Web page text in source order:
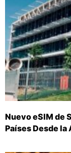
Nuevo eSIM de
Países Desde la